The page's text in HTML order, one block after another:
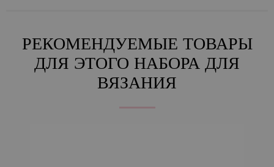
РЕКОМЕНДУЕМЫЕ ТОВАРЫ
ДЛЯ ЭТОГО НАБОРА ДЛЯ
ВЯЗАНИЯ